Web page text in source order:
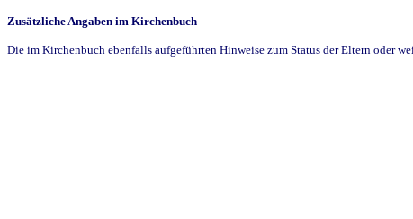
Zusätzliche Angaben im Kirchenbuch
Die im Kirchenbuch ebenfalls aufgeführten Hinweise zum Status der Eltern oder